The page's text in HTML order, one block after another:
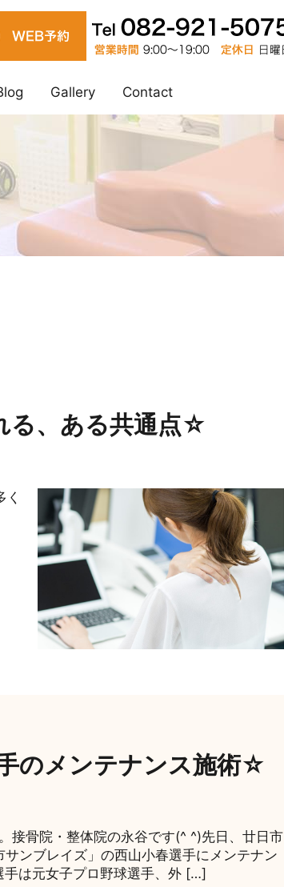
Gallery Contact
る、ある共通点☆
のメンテナンス施術☆
接骨院・整体院の永谷です(^ ^)先日、廿日市
ンブレイズ」の西山小春選手にメンテナン
は元女子プロ野球選手、外 […]